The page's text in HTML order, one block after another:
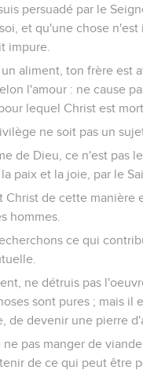
persuadé par le
et qu'une chose
impure.
un aliment, ton frère est
l'amour : ne cause
lequel Christ est mort.
ne soit pas un
de Dieu, ce n'est pas
paix et la joie, par le
Christ de cette manière
hommes.
ce qui
ne détruis pas
sont pures ; mais il
de devenir une pierre
ne pas manger de
de ce qui peut être